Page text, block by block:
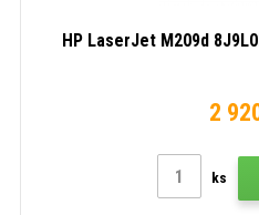
HP LaserJet M209d
2
ks